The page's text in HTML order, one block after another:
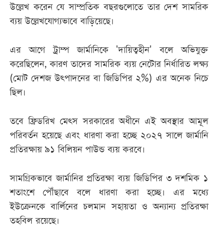
উল্লেখ করেন যে সাম্প্রতিক বছরগুলোতে তার দেশ সামরিক
ব্যয় উল্লেখযোগ্যভাবে বাড়িয়েছে।
এর আগে ট্রাম্প জার্মানিকে 'দায়িত্বহীন' বলে অভিযুক্ত
করেছিলেন, কারণ তাদের সামরিক ব্যয় নেটোর নির্ধারিত লক্ষ্য
(মোট দেশজ উৎপাদনের বা জিডিপির ২%) এর অনেক নিচে
ছিল।
তবে ফ্রিডরিখ মেৎস সরকারের অধীনে এই অবস্থার আমূল
পরিবর্তন হয়েছে এবং ধারণা করা হচ্ছে ২০২৭ সালে জার্মানি
প্রতিরক্ষায় ৯১ বিলিয়ন পাউন্ড ব্যয় করবে।
সামগ্রিকভাবে জার্মানির প্রতিরক্ষা ব্যয় জিডিপির ৩ দশমিক ১
শতাংশে পৌঁছাবে বলে ধারণা করা হচ্ছে। এর মধ্যে
ইউক্রেনকে বার্লিনের চলমান সহায়তা ও অন্যান্য প্রতিরক্ষা
তহবিল রয়েছে।